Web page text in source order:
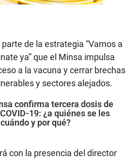
de la estrategia “Vamos a
ya” que el Minsa impulsa
a la vacuna y cerrar brechas
y sectores alejados.
confirma tercera dosis de
19: ¿a quiénes se les
y por qué?
con la presencia del director